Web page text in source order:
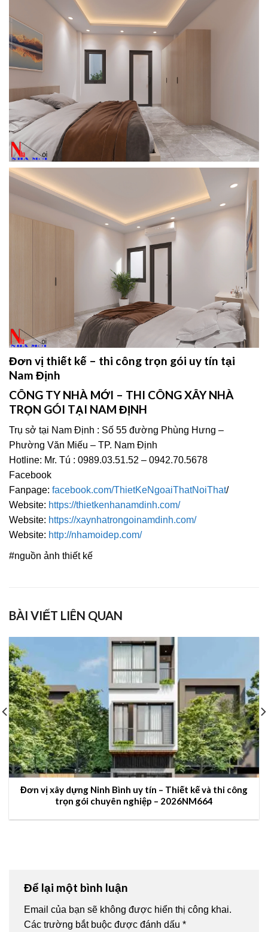
Đơn vị thiết kế – thi công trọn gói uy tín tại
Nam Định
CÔNG TY NHÀ MỚI – THI CÔNG XÂY NHÀ
TRỌN GÓI TẠI NAM ĐỊNH
Trụ sở tại Nam Định : Số 55 đường Phùng Hưng –
Phường Văn Miếu – TP. Nam Định
Hotline: Mr. Tú : 0989.03.51.52 – 0942.70.5678
Facebook
Fanpage: facebook.com/ThietKeNgoaiThatNoiThat/
Website: https://thietkenhanamdinh.com/
Website: https://xaynhatrongoinamdinh.com/
Website: http://nhamoidep.com/
#nguồn ảnh thiết kế
BÀI VIẾT LIÊN QUAN
Đơn vị xây dựng Ninh Bình uy tín – Thiết kế và thi công
trọn gói chuyên nghiệp – 2026NM664
Để lại một bình luận
Email của bạn sẽ không được hiển thị công khai.
Các trường bắt buộc được đánh dấu *